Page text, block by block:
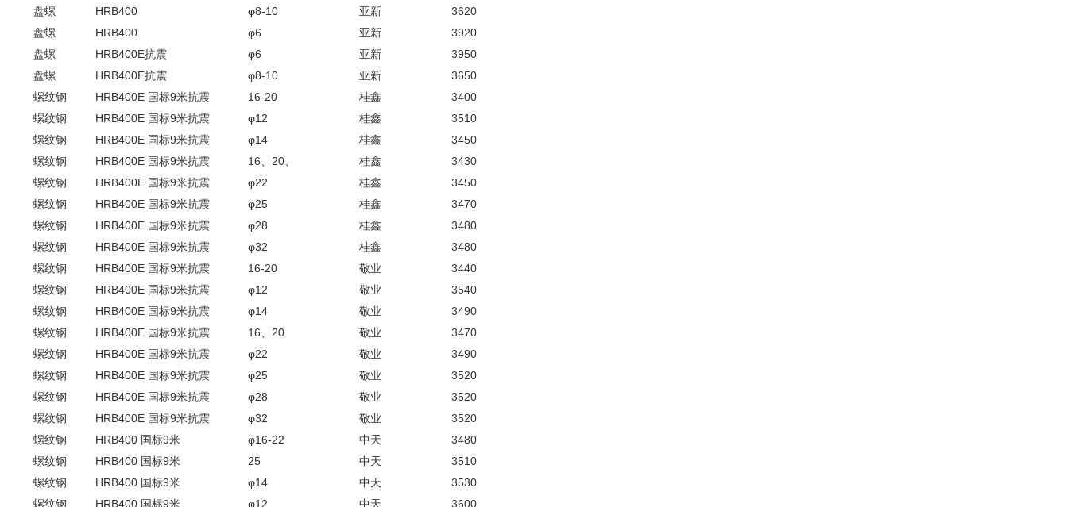
盘螺
HRB400 φ8-10 亚新
3620
盘螺
HRB400 φ6 亚新
3920
盘螺
HRB400E抗震 φ6 亚新
3950
盘螺
HRB400E抗震 φ8-10 亚新
3650
螺纹钢
HRB400E 国标9米抗震 16-20 桂鑫
3400
螺纹钢
HRB400E 国标9米抗震 φ12 桂鑫
3510
螺纹钢
HRB400E 国标9米抗震 φ14 桂鑫
3450
螺纹钢
HRB400E 国标9米抗震 16、20、 桂鑫
3430
螺纹钢
HRB400E 国标9米抗震 φ22 桂鑫
3450
螺纹钢
HRB400E 国标9米抗震 φ25 桂鑫
3470
螺纹钢
HRB400E 国标9米抗震 φ28 桂鑫
3480
螺纹钢
HRB400E 国标9米抗震 φ32 桂鑫
3480
螺纹钢
HRB400E 国标9米抗震 16-20 敬业
3440
螺纹钢
HRB400E 国标9米抗震 φ12 敬业
3540
螺纹钢
HRB400E 国标9米抗震 φ14 敬业
3490
螺纹钢
HRB400E 国标9米抗震 16、20 敬业
3470
螺纹钢
HRB400E 国标9米抗震 φ22 敬业
3490
螺纹钢
HRB400E 国标9米抗震 φ25 敬业
3520
螺纹钢
HRB400E 国标9米抗震 φ28 敬业
3520
螺纹钢
HRB400E 国标9米抗震 φ32 敬业
3520
螺纹钢
HRB400 国标9米 φ16-22 中天
3480
螺纹钢
HRB400 国标9米 25 中天
3510
螺纹钢
HRB400 国标9米 φ14 中天
3530
螺纹钢
HRB400 国标9米 φ12 中天
3600